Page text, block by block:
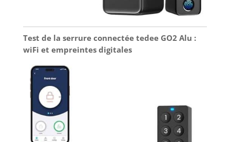
Test de la serrure connectée tedee GO2 Alu :
wiFi et empreintes digitales